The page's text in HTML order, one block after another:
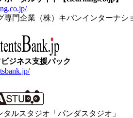
専門企業（株）キバンインターナシ
ジネス支援パック
タルスタジオ「パンダスタジオ」